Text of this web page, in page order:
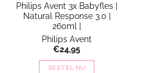
Philips Avent 3x Babyfles |
Natural Response 3.0 |
260ml |
Philips Avent
€24,95
BESTEL NU